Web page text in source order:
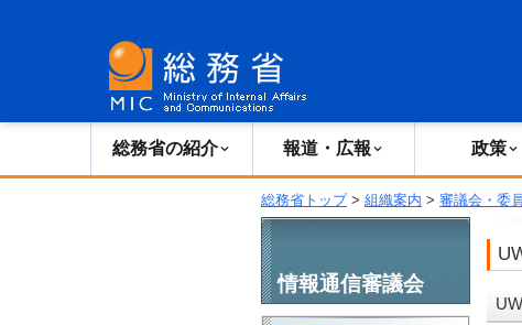
総務省の紹介 報道・広報 政策
総務省トップ> 組織案内 > 審議会・委
情報通信審議会